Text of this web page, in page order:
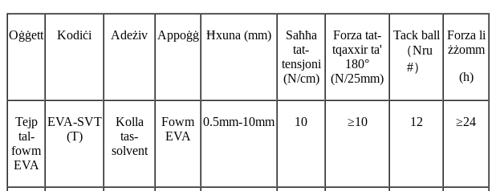
Oġġett Kodiċi Adeżiv Appoġġ Ħxuna (mm)
Saħħa
tat-
tensjoni
(N/cm)
Forza tat-
tqaxxir ta'
180°
(N/25mm)
Tack ball
（Nru
#）
Forza li
żżomm
(h)
Tejp
tal-
fowm
EVA
EVA-SVT
(T)
Kolla
tas-
solvent
Fowm
EVA
0.5mm-10mm 10 ≥10 12 ≥24